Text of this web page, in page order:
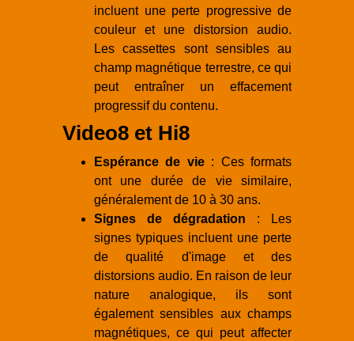
incluent une perte progressive de
couleur et une distorsion audio.
Les cassettes sont sensibles au
champ magnétique terrestre, ce qui
peut entraîner un effacement
progressif du contenu.
Video8 et Hi8
Espérance de vie: Ces formats
ont une durée de vie similaire,
généralement de 10 à 30 ans.
Signes de dégradation : Les
signes typiques incluent une perte
de qualité d'image et des
distorsions audio. En raison de leur
nature analogique, ils sont
également sensibles aux champs
magnétiques, ce qui peut affecter